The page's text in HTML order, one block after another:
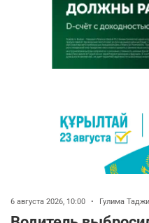
6 августа 2026, 10:00 • Гулима